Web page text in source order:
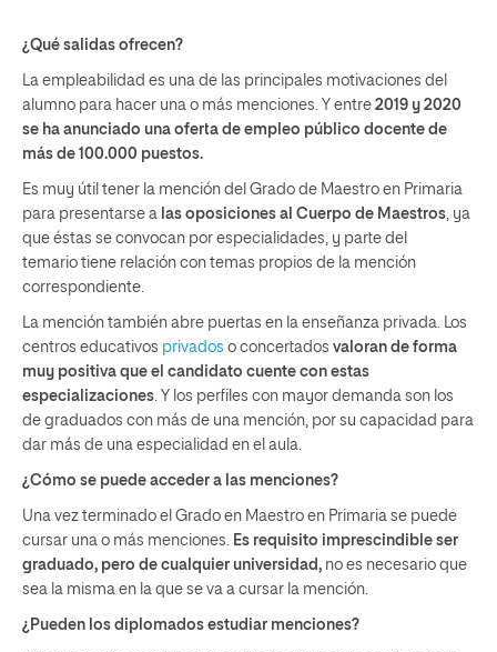
¿Qué salidas ofrecen?
La empleabilidad es una de las principales motivaciones del
alumno para hacer una o más menciones. Y entre 2019 y 2020
se ha anunciado una oferta de empleo público docente de
más de 100.000 puestos.
Es muy útil tener la mención del Grado de Maestro en Primaria
para presentarse a las oposiciones al Cuerpo de Maestros, ya
que éstas se convocan por especialidades, y parte del
temario tiene relación con temas propios de la mención
correspondiente.
La mención también abre puertas en la enseñanza privada. Los
centros educativos privados o concertados valoran de forma
muy positiva que el candidato cuente con estas
especializaciones. Y los perfiles con mayor demanda son los
de graduados con más de una mención, por su capacidad para
dar más de una especialidad en el aula.
¿Cómo se puede acceder a las menciones?
Una vez terminado el Grado en Maestro en Primaria se puede
cursar una o más menciones. Es requisito imprescindible ser
graduado, pero de cualquier universidad, no es necesario que
sea la misma en la que se va a cursar la mención.
¿Pueden los diplomados estudiar menciones?